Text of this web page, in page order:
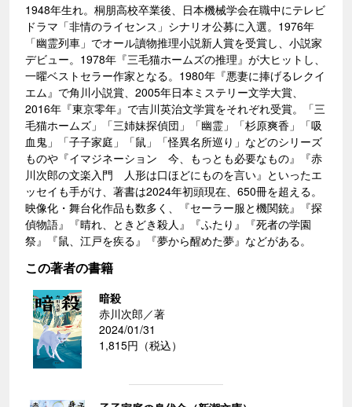
1948年生れ。桐朋高校卒業後、日本機械学会在職中にテレビ
ドラマ「非情のライセンス」シナリオ公募に入選。1976年
「幽霊列車」でオール讀物推理小説新人賞を受賞し、小説家
デビュー。1978年『三毛猫ホームズの推理』が大ヒットし、
一曜ベストセラー作家となる。1980年『悪妻に捧げるレクイ
エム』で角川小説賞、2005年日本ミステリー文学大賞、
2016年『東京零年』で吉川英治文学賞をそれぞれ受賞。「三
毛猫ホームズ」「三姉妹探偵団」「幽霊」「杉原爽香」「吸
血鬼」「子子家庭」「鼠」「怪異名所巡り」などのシリーズ
ものや『イマジネーション 今、もっとも必要なもの』『赤
川次郎の文楽入門 人形は口ほどにものを言い』といったエ
ッセイも手がけ、著書は2024年初頭現在、650冊を超える。
映像化・舞台化作品も数多く、『セーラー服と機関銃』『探
偵物語』『晴れ、ときどき殺人』『ふたり』『死者の学園
祭』『鼠、江戸を疾る』『夢から醒めた夢』などがある。
この著者の書籍
暗殺
赤川次郎／著
2024/01/31
1,815円（税込）